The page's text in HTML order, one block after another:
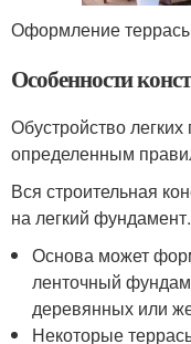
Оформление
Особенности
Обустройство
определенным
Вся строительная
на легкий фундамент.
Основа может
ленточный
деревянных или
Некоторые